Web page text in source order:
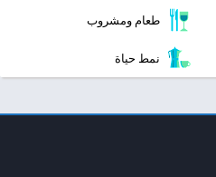
طعام ومشروب
نمط حياة